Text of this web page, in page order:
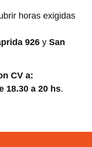
horas exigidas
926 y San
CV a:
18.30 a 20 hs.